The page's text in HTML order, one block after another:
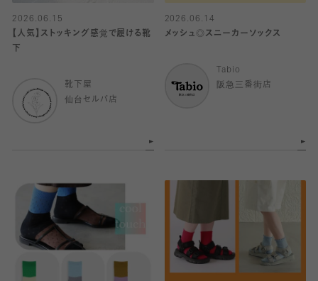
2026.06.15
【人気】ストッキング感覚で履ける靴
下
靴下屋
仙台セルバ店
2026.06.14
メッシュ◎スニーカーソックス
Tabio
阪急三番街店